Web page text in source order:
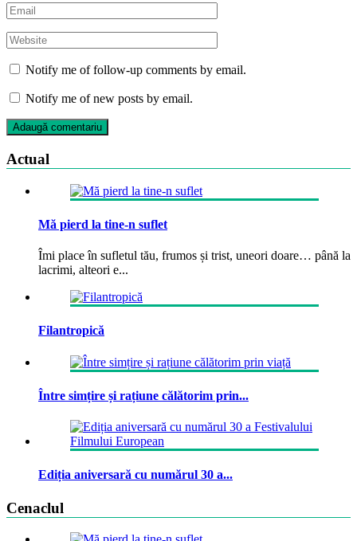
Notify me of follow-up comments by email.
Notify me of new posts by email.
Actual
Mă pierd la tine-n suflet
Îmi place în sufletul tău, frumos și trist, uneori doare… până la
lacrimi, alteori e...
Filantropică
Între simțire și rațiune călătorim prin...
Ediția aniversară cu numărul 30 a...
Cenaclul